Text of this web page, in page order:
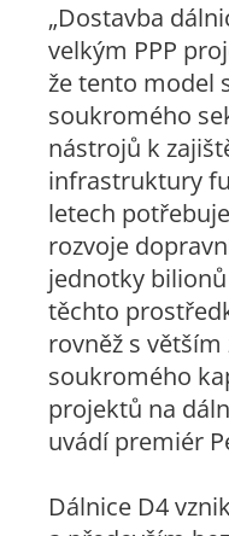
„Dostavba
velkým PPP
že tento model
soukromého
nástrojů k
infrastruktury
letech
rozvoje
jednotky
těchto
rovněž s
soukromého
projektů na
uvádí premiér
Dálnice D4